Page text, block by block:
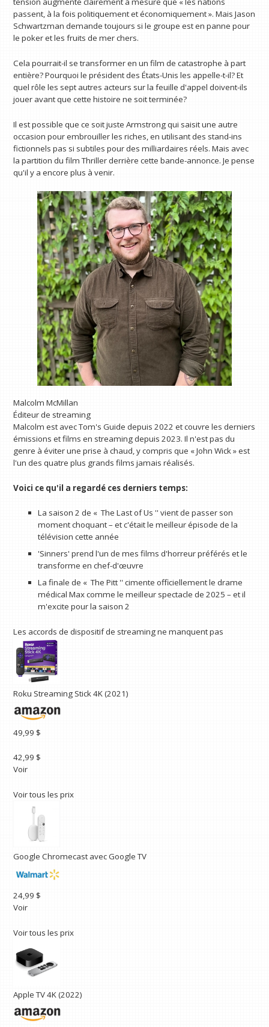
passent, à la fois politiquement et économiquement ». Mais Jason
Schwartzman demande toujours si le groupe est en panne pour
le poker et les fruits de mer chers.
Cela pourrait-il se transformer en un film de catastrophe à part
entière? Pourquoi le président des États-Unis les appelle-t-il? Et
quel rôle les sept autres acteurs sur la feuille d'appel doivent-ils
jouer avant que cette histoire ne soit terminée?
Il est possible que ce soit juste Armstrong qui saisit une autre
occasion pour embrouiller les riches, en utilisant des stand-ins
fictionnels pas si subtiles pour des milliardaires réels. Mais avec
la partition du film Thriller derrière cette bande-annonce. Je pense
qu'il y a encore plus à venir.
Malcolm McMillan
Éditeur de streaming
Malcolm est avec Tom's Guide depuis 2022 et couvre les derniers
émissions et films en streaming depuis 2023. Il n'est pas du
genre à éviter une prise à chaud, y compris que « John Wick » est
l'un des quatre plus grands films jamais réalisés.
Voici ce qu'il a regardé ces derniers temps:
La saison 2 de « The Last of Us '' vient de passer son
moment choquant – et c'était le meilleur épisode de la
télévision cette année
'Sinners' prend l'un de mes films d'horreur préférés et le
transforme en chef-d'œuvre
La finale de « The Pitt '' cimente officiellement le drame
médical Max comme le meilleur spectacle de 2025 – et il
m'excite pour la saison 2
Les accords de dispositif de streaming ne manquent pas
Roku Streaming Stick 4K (2021)
49,99 $
42,99 $
Voir
Voir tous les prix
Google Chromecast avec Google TV
24,99 $
Voir
Voir tous les prix
Apple TV 4K (2022)